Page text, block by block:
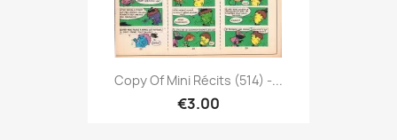
Copy Of Mini Récits (514) -...
€3.00